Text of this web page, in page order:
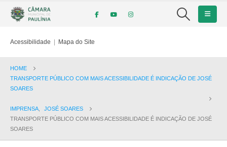
Acessibilidade | Mapa do Site
HOME
TRANSPORTE PÚBLICO COM MAIS ACESSIBILIDADE É INDICAÇÃO DE JOSÉ
SOARES
IMPRENSA
JOSÉ SOARES
TRANSPORTE PÚBLICO COM MAIS ACESSIBILIDADE É INDICAÇÃO DE JOSÉ
SOARES